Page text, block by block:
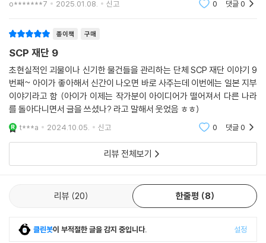
o*******7 2025.01.08. 신고 0 댓글0
종이책 구매
SCP 재단 9
초현실적인 괴물이나 신기한 물건들을 관리하는 단체 SCP 재단 이야기 9
번째~ 아이가 좋아해서 신간이 나오면 바로 사주는데 이번에는 일본 지부
이야기라고 함 (아이가 이제는 작가분이 아이디어가 떨어져서 다른 나라
를 돌아다니면서 글을 쓰셨나? 라고 말해서 웃었음 ㅎㅎ)
t***a 2024.10.05. 신고 0 댓글0
리뷰 전체보기
리뷰 20 한줄평 8
클린봇이 부적절한 글을 감지 중입니다. 설정